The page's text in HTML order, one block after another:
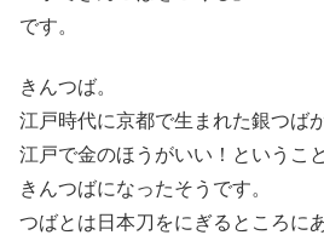
です。
きんつば。
江戸時代に京都で生まれた銀つばが
江戸で金のほうがいい！というこ
きんつばになったそうです。
つばとは日本刀をにぎるところに